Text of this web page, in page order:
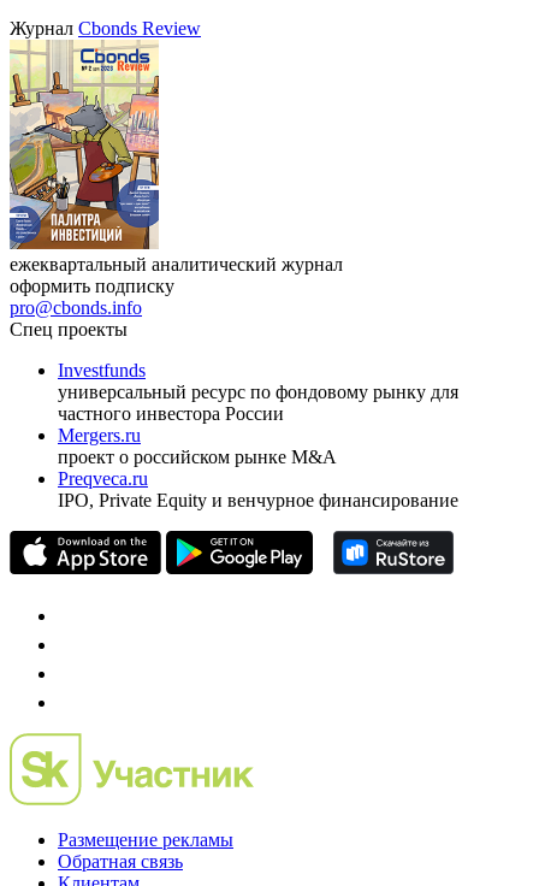
Журнал Cbonds Review
ежеквартальный аналитический журнал
оформить подписку
pro@cbonds.info
Спец проекты
Investfunds
универсальный ресурс по фондовому рынку для
частного инвестора России
Mergers.ru
проект о российском рынке M&A
Preqveca.ru
IPO, Private Equity и венчурное финансирование
Размещение рекламы
Обратная связь